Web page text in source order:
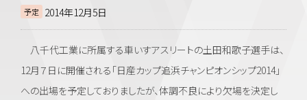
予定 2014年12月5日
八千代工業に所属する車いすアスリートの土田和歌子選手は、
12月７日に開催される「日産カップ追浜チャンピオンシップ2014」
への出場を予定しておりましたが、体調不良により欠場を決定し